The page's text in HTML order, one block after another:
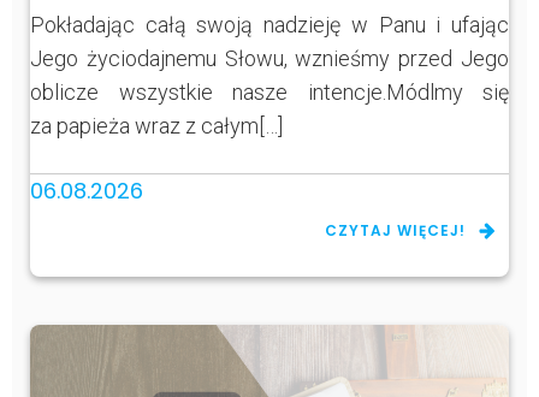
Pokładając całą swoją nadzieję w Panu i ufając
Jego życiodajnemu Słowu, wznieśmy przed Jego
oblicze wszystkie nasze intencje.Módlmy się
za papieża wraz z całym[…]
06.08.2026
CZYTAJ WIĘCEJ!